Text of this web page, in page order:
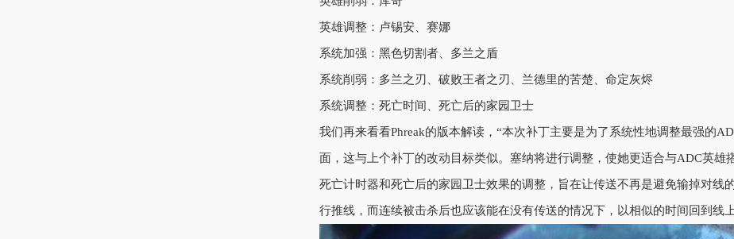
英雄调整：卢锡安、赛娜
系统加强：黑色切割者、多兰之盾
系统削弱：多兰之刃、破败王者之刃、兰德里的苦楚、命定灰烬
系统调整：死亡时间、死亡后的家园卫士
我们再来看看Phreak的版本解读，“本次补丁主要是为了系统性地调整最强的
面，这与上个补丁的改动目标类似。塞纳将进行调整，使她更适合与ADC英雄
死亡计时器和死亡后的家园卫士效果的调整，旨在让传送不再是避免输掉对线
行推线，而连续被击杀后也应该能在没有传送的情况下，以相似的时间回到线上